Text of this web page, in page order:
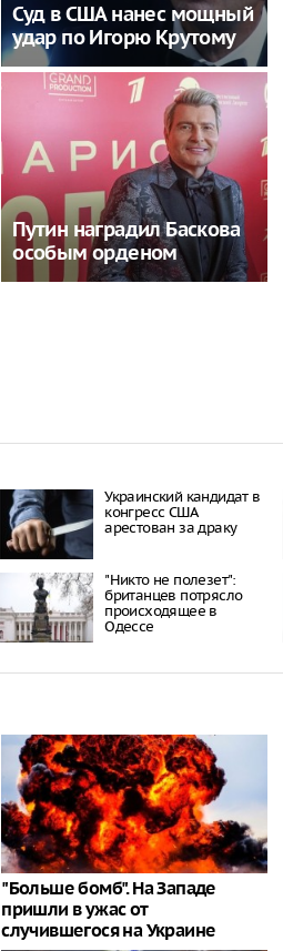
Суд в США нанес мощный
удар по Игорю Крутому
Путин наградил Баскова
особым орденом
Украинский кандидат в
конгресс США
арестован за драку
"Никто не полезет":
британцев потрясло
происходящее в
Одессе
"Больше бомб". На Западе
пришли в ужас от
случившегося на Украине